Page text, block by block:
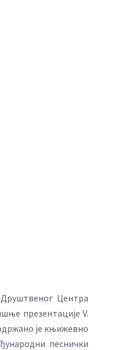
Центра
презентације V.
је књижевно
песнички